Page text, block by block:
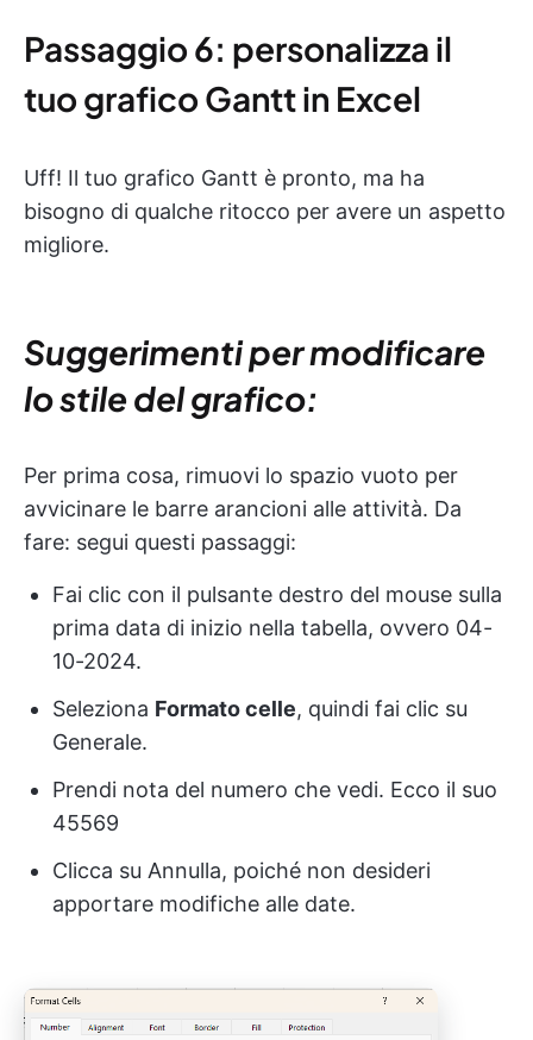
Passaggio 6: personalizza il
tuo grafico Gantt in Excel
Uff! Il tuo grafico Gantt è pronto, ma ha
bisogno di qualche ritocco per avere un aspetto
migliore.
Suggerimenti per modificare
lo stile del grafico:
Per prima cosa, rimuovi lo spazio vuoto per
avvicinare le barre arancioni alle attività. Da
fare: segui questi passaggi:
Fai clic con il pulsante destro del mouse sulla
prima data di inizio nella tabella, ovvero 04-
10-2024.
Seleziona Formato celle, quindi fai clic su
Generale.
Prendi nota del numero che vedi. Ecco il suo
45569
Clicca su Annulla, poiché non desideri
apportare modifiche alle date.